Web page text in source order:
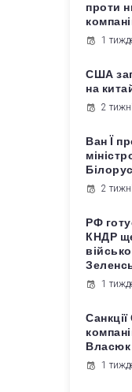
проти
1
США
на
2
Ван Ї
2
РФ
КНДР
1
Власюк
1